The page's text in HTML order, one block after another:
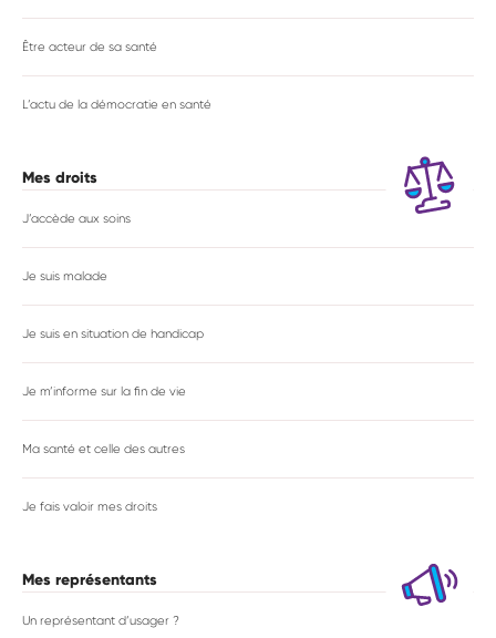
Être acteur de sa santé
L’actu de la démocratie en santé
Mes droits
J’accède aux soins
Je suis malade
Je suis en situation de handicap
Je m’informe sur la fin de vie
Ma santé et celle des autres
Je fais valoir mes droits
Mes représentants
Un représentant d’usager ?